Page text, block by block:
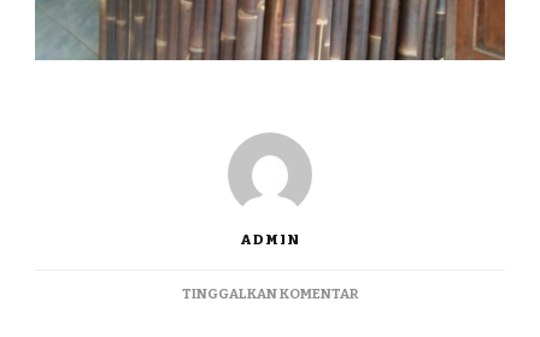
ADMIN
TINGGALKAN KOMENTARPADA